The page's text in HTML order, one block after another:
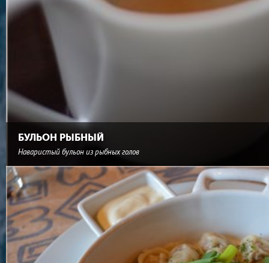
БУЛЬОН РЫБНЫЙ
Наваристый бульон из рыбных голов